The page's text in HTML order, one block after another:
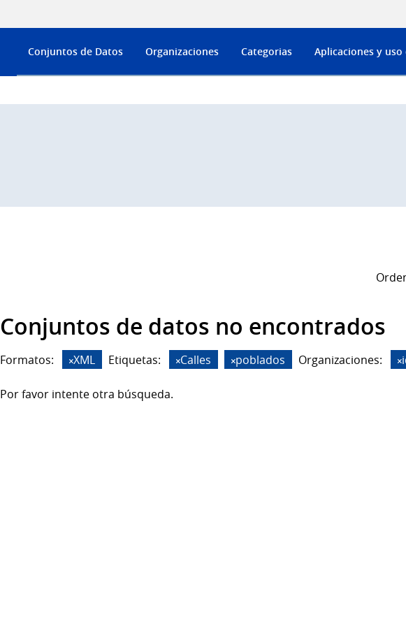
Conjuntos de Datos Organizaciones Categorias Aplicaciones y
Conjuntos de datos no encontrados
Formatos: XML Etiquetas: Calles poblados Organizaciones:
Por favor intente otra búsqueda.